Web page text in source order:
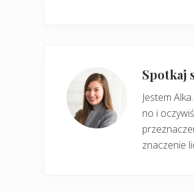
Spotkaj
Jestem
no i
znaczenie